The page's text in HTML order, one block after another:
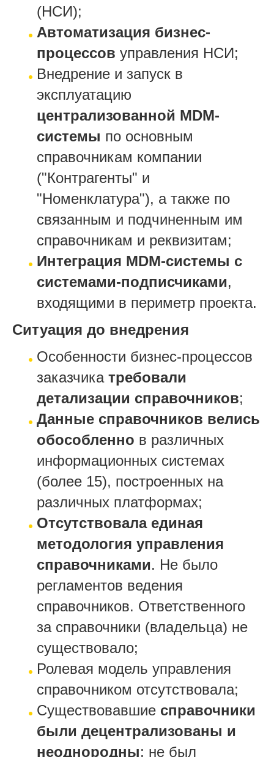
(НСИ);
Автоматизация бизнес-
процессов управления НСИ;
Внедрение и запуск в
эксплуатацию
централизованной MDM-
системы по основным
справочникам компании
("Контрагенты" и
"Номенклатура"), а также по
связанным и подчиненным им
справочникам и реквизитам;
Интеграция MDM-системы с
системами-подписчиками,
входящими в периметр проекта.
Ситуация до внедрения
Особенности бизнес-процессов
заказчика требовали
детализации справочников;
Данные справочников велись
обособленно в различных
информационных системах
(более 15), построенных на
различных платформах;
Отсутствовала единая
методология управления
справочниками. Не было
регламентов ведения
справочников. Ответственного
за справочники (владельца) не
существовало;
Ролевая модель управления
справочником отсутствовала;
Существовавшие справочники
были децентрализованы и
неоднородны; не был